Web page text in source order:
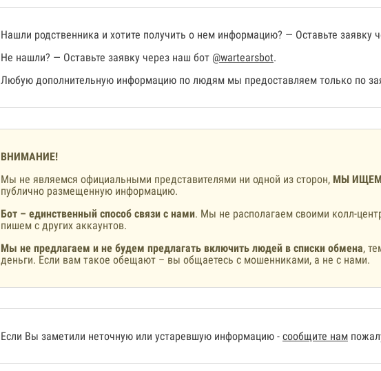
Нашли родственника и хотите получить о нем информацию? — Оставьте заявку
Не нашли? — Оставьте заявку через наш бот @wartearsbot.
Любую дополнительную информацию по людям мы предоставляем только по
ВНИМАНИЕ!
Мы не являемся официальными представителями ни одной из сторон, МЫ
публично размещенную информацию.
Бот – единственный способ связи с нами. Мы не располагаем своими колл-
пишем с других аккаунтов.
Мы не предлагаем и не будем предлагать включить людей в списки обмена,
деньги. Если вам такое обещают – вы общаетесь с мошенниками, а не с нами.
Если Вы заметили неточную или устаревшую информацию - сообщите нам